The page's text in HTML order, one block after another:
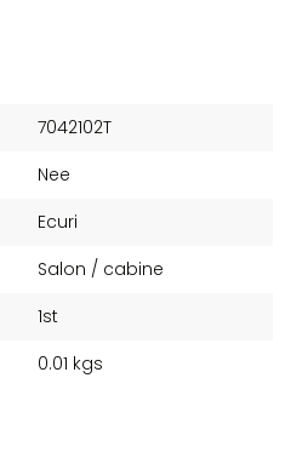
7042102T
Nee
Ecuri
Salon / cabine
1st
0.01 kgs